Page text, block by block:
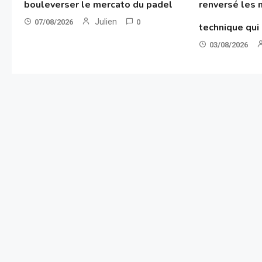
bouleverser le mercato du padel
07/08/2026 Julien 0
renversé les
technique
03/08/2026